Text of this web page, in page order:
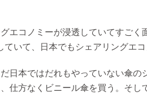
エコノミーが浸透していてすごく
いて、日本でもシェアリングエ
日本ではだれもやっていない傘
仕方なくビニール傘を買う。そし